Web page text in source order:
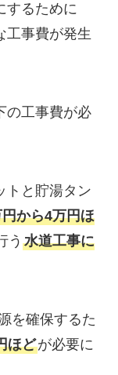
するために
工事費が発生
の工事費が必
トと貯湯タン
から4万円ほ
う 水道工事に
を確保するた
ほどが必要に